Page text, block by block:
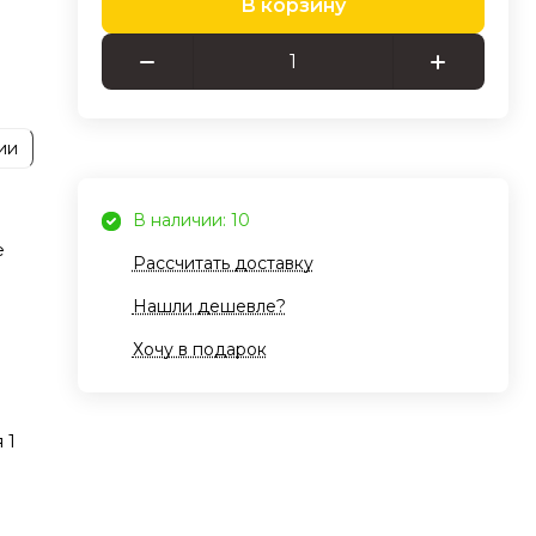
В корзину
В наличии: 10
Рассчитать доставку
Нашли дешевле?
Хочу в подарок